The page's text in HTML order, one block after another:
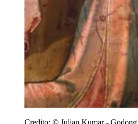
Credito: © Julian Kumar - Godong